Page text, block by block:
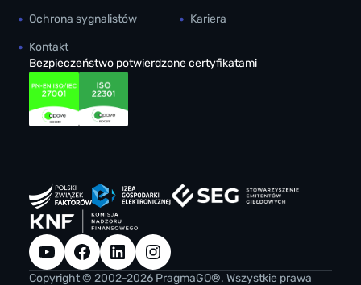
Ochrona sygnalistów Kariera
Kontakt
Bezpieczeństwo potwierdzone certyfikatami
YouTubeFacebookLinkedInInstagram
Copyright © 2002-2026 PragmaGO®. Wszystkie prawa